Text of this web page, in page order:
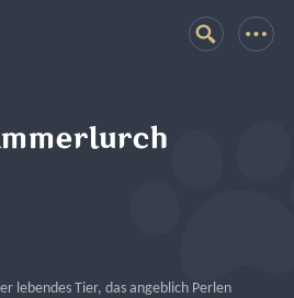
lebendes Tier, das angeblich Perlen